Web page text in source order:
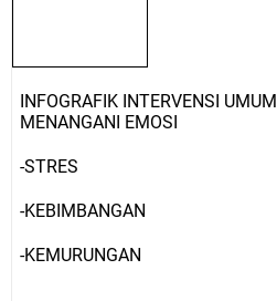
INFOGRAFIK INTERVENSI UMUM
MENANGANI EMOSI
-STRES
-KEBIMBANGAN
-KEMURUNGAN